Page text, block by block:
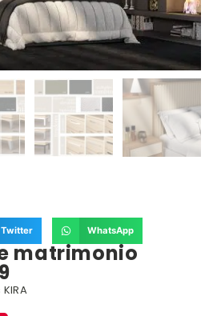
Twitter WhatsApp
matrimonio